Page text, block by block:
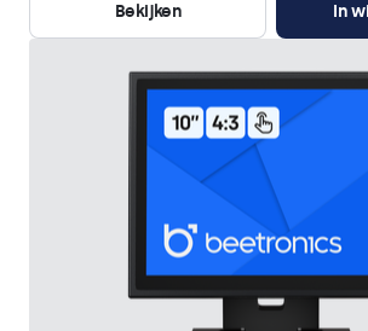
Bekijken
In